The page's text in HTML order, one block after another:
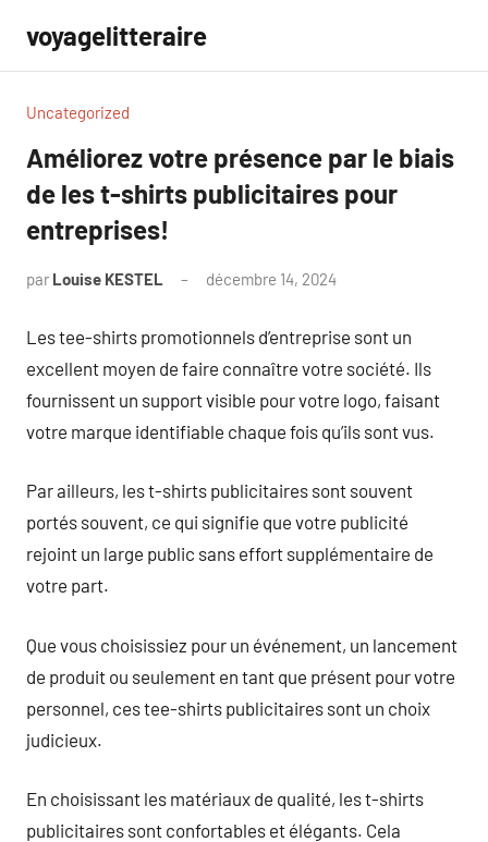
contenu
voyagelitteraire
Uncategorized
Améliorez votre présence par le biais
de les t-shirts publicitaires pour
entreprises!
par Louise KESTEL décembre 14, 2024
Les tee-shirts promotionnels d’entreprise sont un
excellent moyen de faire connaître votre société. Ils
fournissent un support visible pour votre logo, faisant
votre marque identifiable chaque fois qu’ils sont vus.
Par ailleurs, les t-shirts publicitaires sont souvent
portés souvent, ce qui signifie que votre publicité
rejoint un large public sans effort supplémentaire de
votre part.
Que vous choisissiez pour un événement, un lancement
de produit ou seulement en tant que présent pour votre
personnel, ces tee-shirts publicitaires sont un choix
judicieux.
En choisissant les matériaux de qualité, les t-shirts
publicitaires sont confortables et élégants. Cela